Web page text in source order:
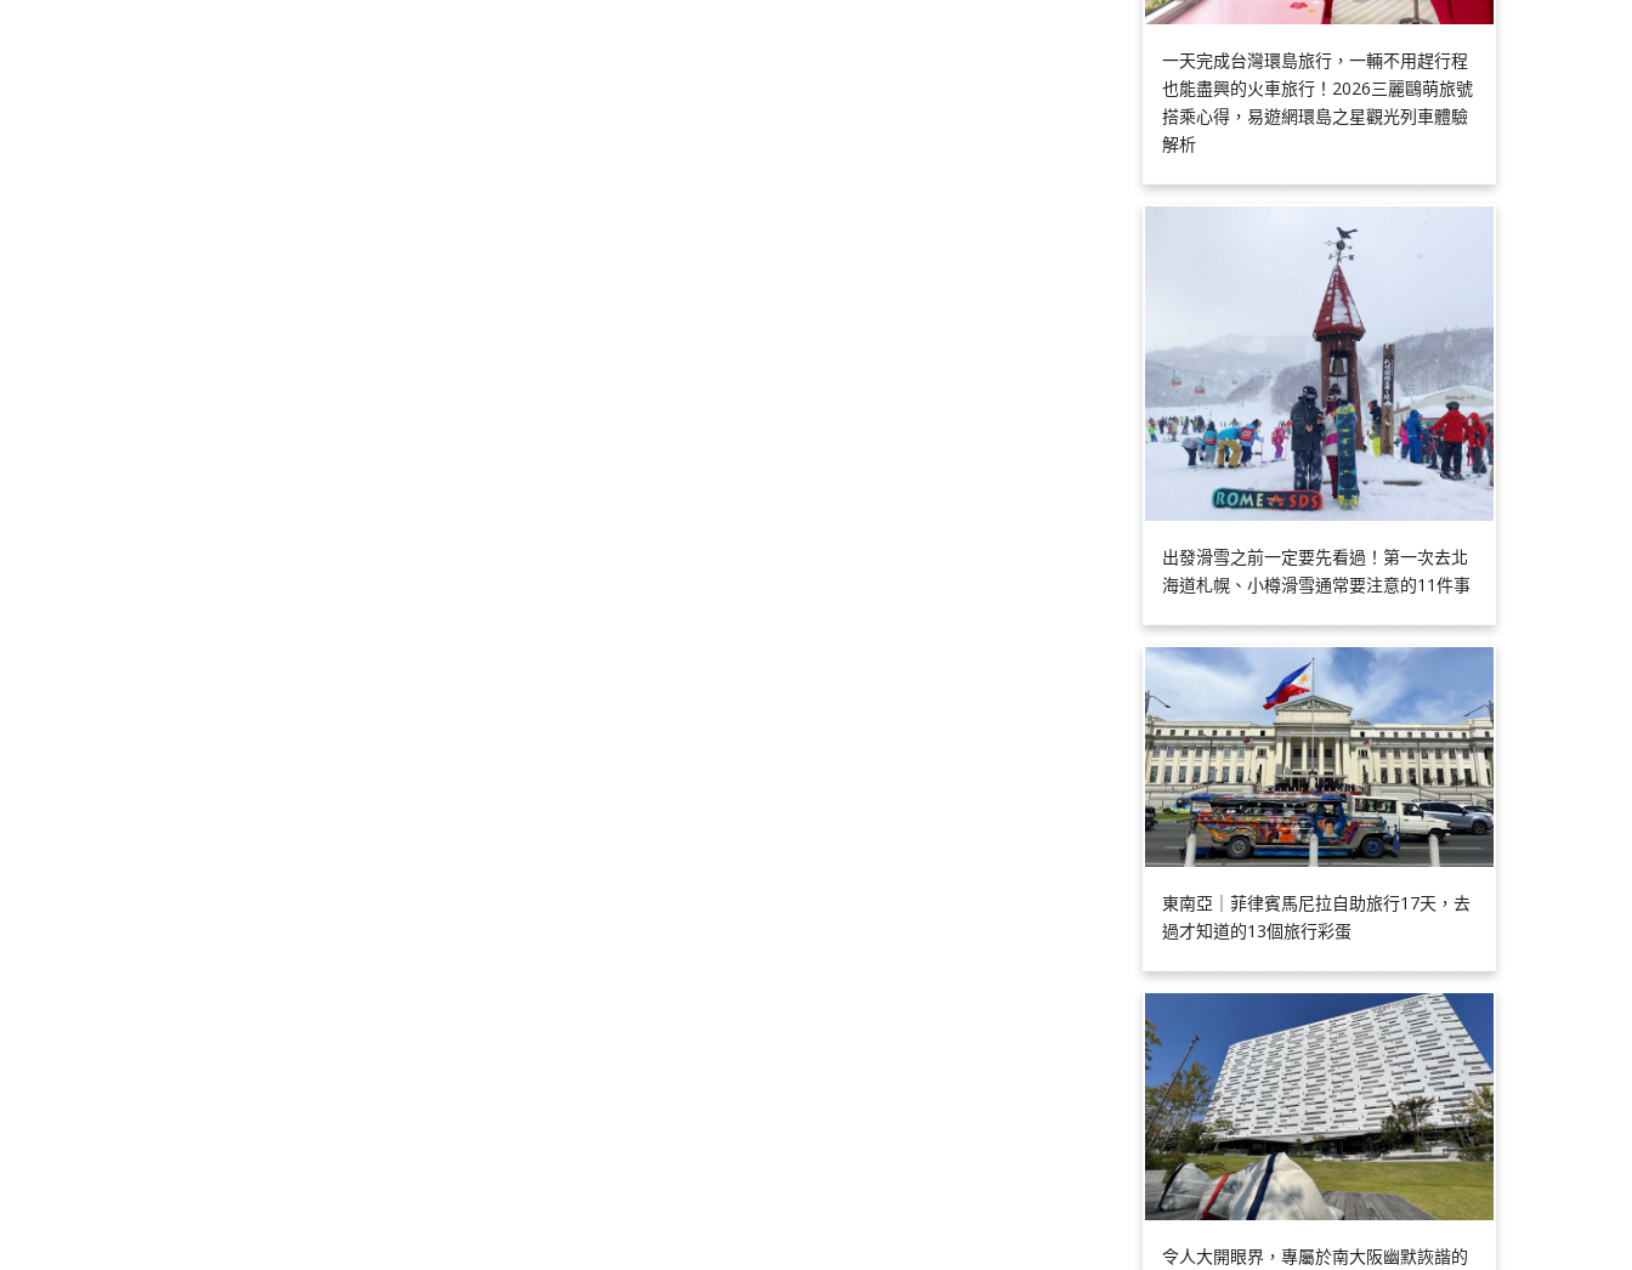
一天完成台灣環島旅行，一輛不用趕行程
也能盡興的火車旅行！2026三麗鷗萌旅號
搭乘心得，易遊網環島之星觀光列車體驗
解析
出發滑雪之前一定要先看過！第一次去北
海道札幌、小樽滑雪通常要注意的11件事
東南亞｜菲律賓馬尼拉自助旅行17天，去
過才知道的13個旅行彩蛋
令人大開眼界，專屬於南大阪幽默詼諧的